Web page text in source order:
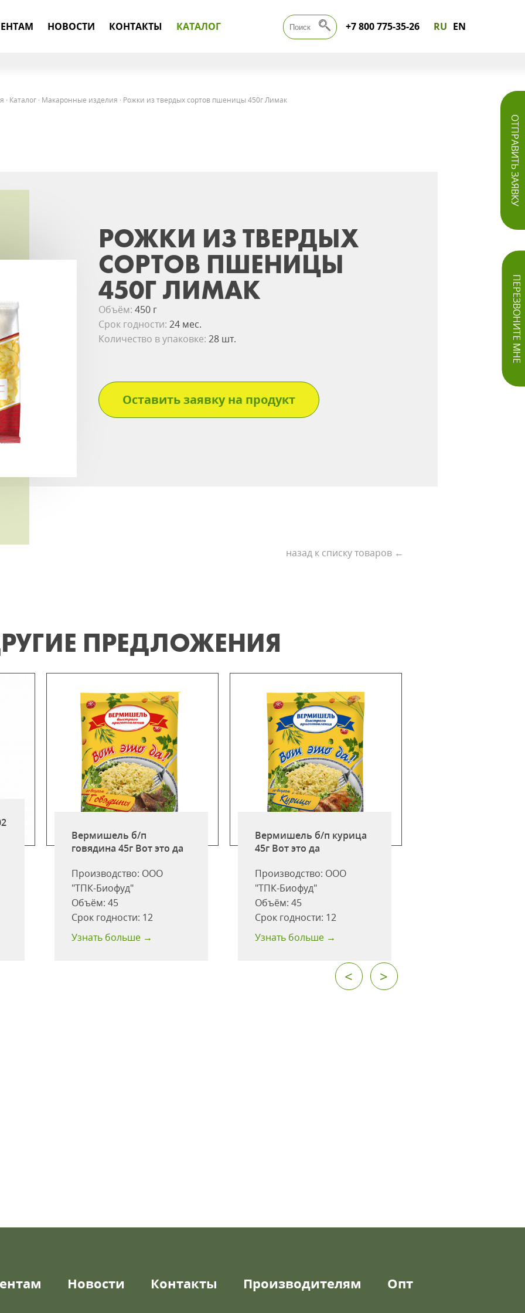
НОВОСТИ КОНТАКТЫ КАТАЛОГ +7 800 775-35-26 RU EN
ОТПРАВИТЬ ЗАЯВКУ
ПЕРЕЗВОНИТЕ МНЕ
· Каталог · Макаронные изделия · Рожки из твердых сортов пшеницы 450г Лимак
РОЖКИ ИЗ ТВЕРДЫХ
СОРТОВ ПШЕНИЦЫ
450Г ЛИМАК
Объём:450 г
Срок годности:24 мес.
Количество в упаковке:28 шт.
Оставить заявку на продукт
назад к списку товаров ←
ПРЕДЛОЖЕНИЯ
Вермишель б/п
говядина 45г Вот это да
Производство: ООО
"ТПК-Биофуд"
Объём:45
Срок годности: 12
Узнать больше →
Вермишель б/п курица
45г Вот это да
Производство: ООО
"ТПК-Биофуд"
Объём:45
Срок годности: 12
Узнать больше →
< >
Новости Контакты Производителям Опт